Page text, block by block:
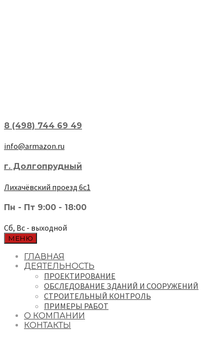
8 (498) 744 69 49
info@armazon.ru
г. Долгопрудный
Лихачёвский проезд 6с1
Пн - Пт 9:00 - 18:00
Сб, Вс - выходной
МЕНЮ
ГЛАВНАЯ
ДЕЯТЕЛЬНОСТЬ
ПРОЕКТИРОВАНИЕ
ОБСЛЕДОВАНИЕ ЗДАНИЙ И СООРУЖЕНИЙ
СТРОИТЕЛЬНЫЙ КОНТРОЛЬ
ПРИМЕРЫ РАБОТ
О КОМПАНИИ
КОНТАКТЫ